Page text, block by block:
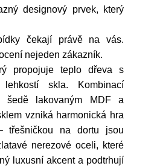
designový prvek, který
čekají právě na vás.
nejeden zákazník.
propojuje teplo dřeva s
skla. Kombinací
šedě lakovaným MDF a
vzniká harmonická hra
třešničkou na dortu jsou
nerezové oceli, které
luxusní akcent a podtrhují